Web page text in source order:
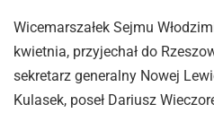
Wicemarszałek Sejmu
kwietnia, przyjechał do
sekretarz generalny Nowej
Kulasek, poseł Dariusz